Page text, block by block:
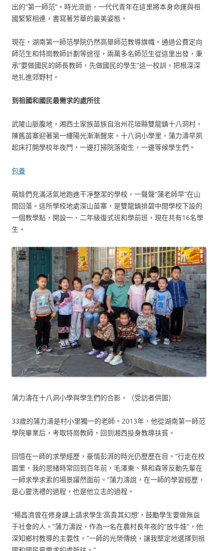
出的“第一師范”。時光流逝，一代代青年在這里將本身命運與祖
國緊緊相連，書寫著芳華的最美姿態。
現在，湖南第一師范學院仍然高舉師范教導旗幟。通過公費定向
師范生和特崗教師計劃等途徑，兩萬多名師范生從這里出發，秉
承“要做國民的師長教師，先做國民的學生”這一校訓，把根深深
地扎進郊野村。
到祖國和國民最需求的處所往
武陵山脈腹地，湘西土家族苗族自治州花垣縣雙龍鎮十八洞村，
陳舊苗寨迎著第一縷陽光漸漸醒來。十八洞小學里，蒲力濤早夙
起床打開學校年夜門，一邊打掃院落衛生，一邊等候學生們。
包養
萌娃們充滿活氣地跑進干凈整潔的學校，一聲聲“蒲老師早”在山
間回蕩。這所學校地處深山苗寨，是雙龍鎮排碧中間學校下設的
一個教學點，開設一、二年級復式班和學前班，現在共有16名學
生。
蒲力濤在十八洞小學與學生們的合影。（受訪者供圖）
33歲的蒲力濤是村小里獨一的老師。2013年，他從湖南第一師范
學院畢業后，考取特崗教師，回到湘西投身教導扶貧。
回憶在一師的求學經歷，豪情彭湃的時光仍歷歷在目。“行走在校
園里，我的思緒時常回到百年前，毛澤東、蔡和森等反動先輩在
一師求學求索的場景躍然面前。”蒲力濤說，在一師的學習經歷，
是心靈洗禮的過程，也是他立志的過程。
“楊昌濟曾在修身課上請求學生‘高貴其幻想’，鼓勵學生要做無益
于社會的人。”蒲力濤說，作為一名在農村長年夜的“放牛娃”，他
深知鄉村教導的主要性。“一師的光榮傳統，讓我堅定地選擇到祖